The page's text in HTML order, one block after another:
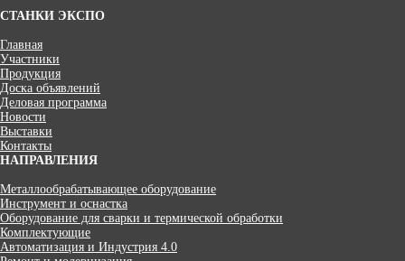
СТАНКИ ЭКСПО
Главная
Участники
Продукция
Доска объявлений
Деловая программа
Новости
Выставки
Контакты
НАПРАВЛЕНИЯ
Металлообрабатывающее оборудование
Инструмент и оснастка
Оборудование для сварки и термической обработки
Комплектующие
Автоматизация и Индустрия 4.0